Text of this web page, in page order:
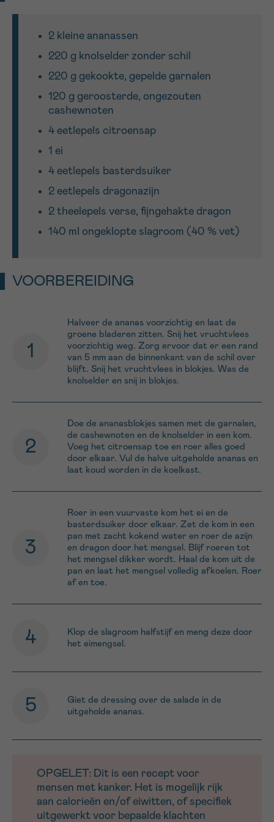
2 kleine ananassen
220 g knolselder zonder schil
220 g gekookte, gepelde garnalen
120 g geroosterde, ongezouten
cashewnoten
4 eetlepels citroensap
1 ei
4 eetlepels basterdsuiker
2 eetlepels dragonazijn
2 theelepels verse, fijngehakte dragon
140 ml ongeklopte slagroom (40 % vet)
VOORBEREIDING
Halveer de ananas voorzichtig en laat de
groene bladeren zitten. Snij het vruchtvlees
voorzichtig weg. Zorg ervoor dat er een rand
van 5 mm aan de binnenkant van de schil over
blijft. Snij het vruchtvlees in blokjes. Was de
knolselder en snij in blokjes.
Doe de ananasblokjes samen met de garnalen,
de cashewnoten en de knolselder in een kom.
Voeg het citroensap toe en roer alles goed
door elkaar. Vul de halve uitgeholde ananas en
laat koud worden in de koelkast.
Roer in een vuurvaste kom het ei en de
basterdsuiker door elkaar. Zet de kom in een
pan met zacht kokend water en roer de azijn
en dragon door het mengsel. Blijf roeren tot
het mengsel dikker wordt. Haal de kom uit de
pan en laat het mengsel volledig afkoelen. Roer
af en toe.
Klop de slagroom halfstijf en meng deze door
het eimengsel.
Giet de dressing over de salade in de
uitgeholde ananas.
OPGELET: Dit is een recept voor
mensen met kanker. Het is mogelijk rijk
aan calorieën en/of eiwitten, of specifiek
uitgewerkt voor bepaalde klachten
Sturen